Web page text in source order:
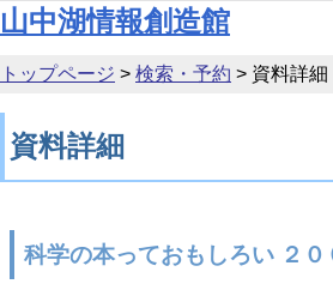
本文へ移動
山中湖情報創造館
トップページ > 検索・予約 > 資料詳細
資料詳細
科学の本っておもしろい ２０